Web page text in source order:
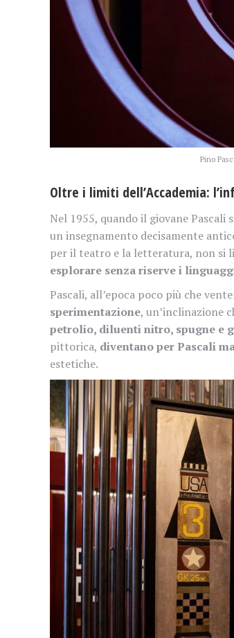
Pino
Oltre i limiti dell’Accademia:
Nel 1955, quando il giovane
un insegnamento decisamente
per il teatro e la letteratura, non si
esplorare senza riserve i
Pascali, all’epoca poco più che
sperimentazione, un’inclinazione
petrolio, diluenti nitro, spugne e
pittorica, diventano per Pascali
estetiche.